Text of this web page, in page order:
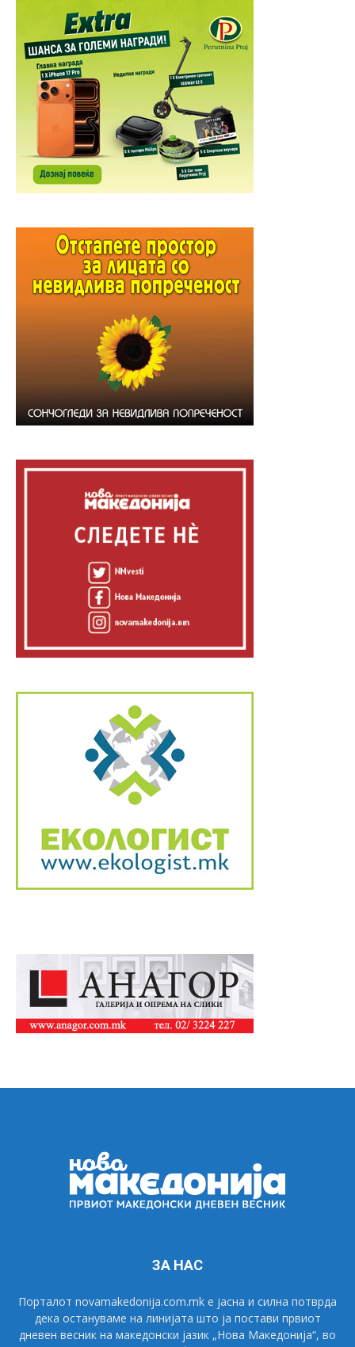
ЗА НАС
Порталот novamakedonija.com.mk е јасна и силна потврда
дека остануваме на линијата што ја постави првиот
дневен весник на македонски јазик „Нова Македонија“, во